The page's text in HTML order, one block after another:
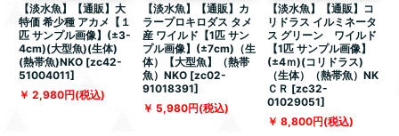
【淡水魚】【通販】大
特価 希少種 アカメ【１
匹 サンプル画像】(±3-
4cm)(大型魚)(生体)
(熱帯魚)NKO [zc42-
51004011]
2,980円(税込)
【淡水魚】【通販】カ
ラープロキロダス タメ
産 ワイルド【1匹 サン
プル画像】(±7cm)（生
体）【大型魚】（熱帯
魚）NKO [zc02-
91018391]
5,980円(税込)
【淡水魚】【通販】コ
リドラス イルミネータ
ス グリーン ワイルド
【1匹 サンプル画像】
(±4ｍ)(コリドラス)
（生体）（熱帯魚）NK
ＣＲ [zc32-
01029051]
8,800円(税込)